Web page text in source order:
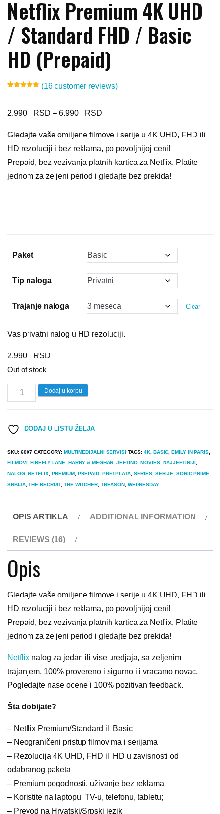
Netflix Premium 4K UHD
/ Standard FHD / Basic
HD (Prepaid)
customer
ratings
(16customer reviews)
2.990 – 6.990
2.990 $
through
6.990 $
Gledajte vaše omiljene filmove i serije u 4K UHD, FHD ili
HD rezoluciji i bez reklama, po povoljnijoj ceni!
Prepaid, bez vezivanja platnih kartica za Netflix. Platite
jednom za zeljeni period i gledajte bez prekida!
Paket
Tip naloga
Trajanje naloga Clear
Vas privatni nalog u HD rezoluciji.
2.990
Out of stock
Netflix
Premium
UHD
FHD
/
HD
(Prepaid)
quantity
Dodaj u korpu
DODAJ U LISTU ŽELJA
SKU: 6007 CATEGORY: MULTIMEDIJALNI SERVISI TAGS: 4K BASIC EMILY IN PARIS
FILMOVI FIREFLY LANE HARRY & MEGHAN JEFTINO MOVIES NAJJEFTINIJI
NALOG NETFLIX PREMIUM PREPAID PRETPLATA SERIES SERIJE SONIC PRIME
SRBIJA THE RECRUIT, THE WITCHER TREASON WEDNESDAY
OPIS ARTIKLA ADDITIONAL INFORMATION
REVIEWS (16)
Opis
Gledajte vaše omiljene filmove i serije u 4K UHD, FHD ili
HD rezoluciji i bez reklama, po povoljnijoj ceni!
Prepaid, bez vezivanja platnih kartica za Netflix. Platite
jednom za zeljeni period i gledajte bez prekida!
Netflix nalog za jedan ili vise uredjaja, sa zeljenim
trajanjem, 100% provereno i sigurno ili vracamo novac.
Pogledajte nase ocene i 100% pozitivan feedback.
Šta dobijate?
– Netflix Premium/Standard ili Basic
– Neograničeni pristup filmovima i serijama
– Rezolucija 4K UHD, FHD ili HD u zavisnosti od
odabranog paketa
– Premium pogodnosti, uživanje bez reklama
– Koristite na laptopu, TV-u, telefonu, tabletu;
– Prevod na Hrvatski/Srpski jezik